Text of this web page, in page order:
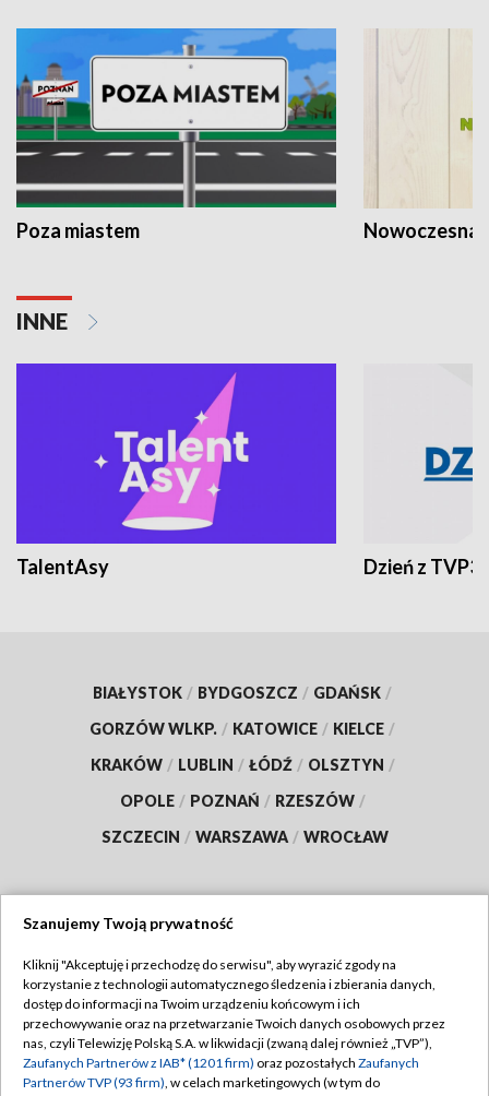
Poza miastem Nowoczesna
INNE
TalentAsy Dzień z TVP3
BIAŁYSTOK / BYDGOSZCZ / GDAŃSK /
GORZÓW WLKP. / KATOWICE / KIELCE /
KRAKÓW / LUBLIN / ŁÓDŹ / OLSZTYN /
OPOLE / POZNAŃ / RZESZÓW /
SZCZECIN / WARSZAWA / WROCŁAW
TVP
Abonament TVP
Emisja w TVP
Regulamin TVP
Polityka prywatności
Szanujemy Twoją prywatność
Kliknij "Akceptuję i przechodzę do serwisu", aby wyrazić zgody na
korzystanie z technologii automatycznego śledzenia i zbierania danych,
dostęp do informacji na Twoim urządzeniu końcowym i ich
przechowywanie oraz na przetwarzanie Twoich danych osobowych przez
nas, czyli Telewizję Polską S.A. w likwidacji (zwaną dalej również „TVP”),
Zaufanych Partnerów z IAB* (1201 firm) oraz pozostałych Zaufanych
Partnerów TVP (93 firm), w celach marketingowych (w tym do